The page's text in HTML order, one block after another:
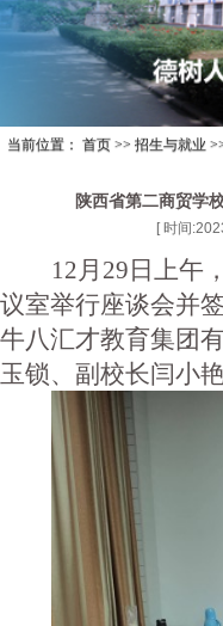
当前位置： 首页 >> 招生与就业
陕西省第二商贸学
[ 时间
12月29日上午
议室举行座谈会并
牛八汇才教育集团
玉锁、副校长闫小